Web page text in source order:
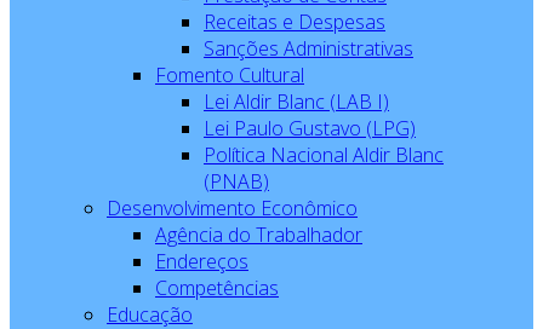
Receitas e Despesas
Sanções Administrativas
Fomento Cultural
Lei Aldir Blanc (LAB I)
Lei Paulo Gustavo (LPG)
Política Nacional Aldir Blanc
(PNAB)
Desenvolvimento Econômico
Agência do Trabalhador
Endereços
Competências
Educação